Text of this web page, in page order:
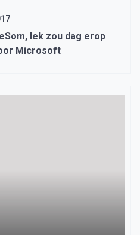
lek zou dag erop
Microsoft